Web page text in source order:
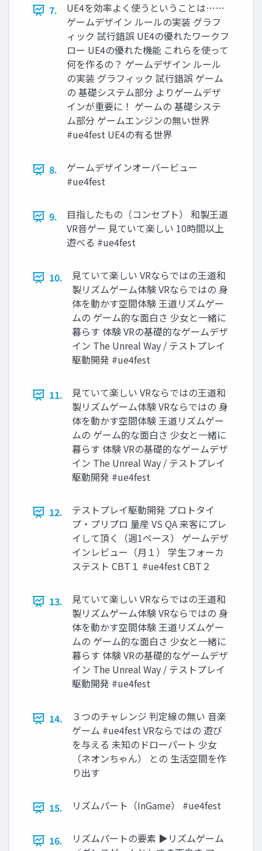
7.
UE4を効率よく使うということは……
ゲームデザイン ルールの実装 グラフ
ィック 試行錯誤 UE4の優れたワークフ
ロー UE4の優れた機能 これらを使って
何を作るの？ ゲームデザイン ルール
の実装 グラフィック 試行錯誤 ゲーム
の 基礎システム部分 よりゲームデザ
インが重要に！ ゲームの 基礎システ
ム部分 ゲームエンジンの無い世界
#ue4fest UE4の有る世界
8.
ゲームデザインオーバービュー
#ue4fest
9.
目指したもの（コンセプト） 和製王道
VR音ゲー 見ていて楽しい 10時間以上
遊べる #ue4fest
10.
見ていて楽しい VRならではの王道和
製リズムゲーム体験 VRならではの 身
体を動かす空間体験 王道リズムゲー
ムの ゲーム的な面白さ 少女と一緒に
暮らす 体験 VRの基礎的なゲームデザ
イン The Unreal Way / テストプレイ
駆動開発 #ue4fest
11.
見ていて楽しい VRならではの王道和
製リズムゲーム体験 VRならではの 身
体を動かす空間体験 王道リズムゲー
ムの ゲーム的な面白さ 少女と一緒に
暮らす 体験 VRの基礎的なゲームデザ
イン The Unreal Way / テストプレイ
駆動開発 #ue4fest
12.
テストプレイ駆動開発 プロトタイ
プ・プリプロ 量産 VS QA 来客にプレ
イして頂く（週1ペース） ゲームデザ
インレビュー（月１） 学生フォーカ
ステスト CBT１ #ue4fest CBT２
13.
見ていて楽しい VRならではの王道和
製リズムゲーム体験 VRならではの 身
体を動かす空間体験 王道リズムゲー
ムの ゲーム的な面白さ 少女と一緒に
暮らす 体験 VRの基礎的なゲームデザ
イン The Unreal Way / テストプレイ
駆動開発 #ue4fest
14.
３つのチャレンジ 判定線の無い 音楽
ゲーム #ue4fest VRならではの 遊び
を与える 未知のドローパート 少女
（ネオンちゃん） との 生活空間を作
り出す
15. リズムパート（InGame） #ue4fest
16.
リズムパートの要素 ▶リズムゲーム